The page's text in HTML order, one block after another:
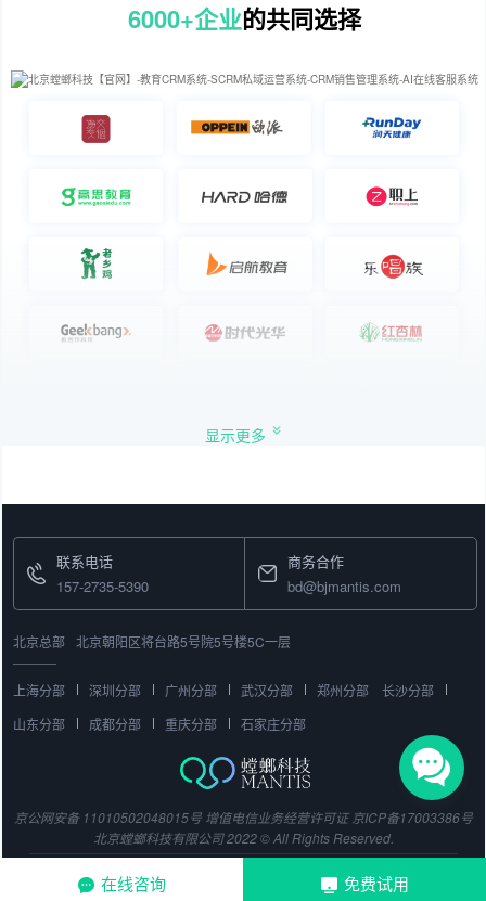
在线咨询 免费试用
6000+企业的共同选择
显示更多
联系电话
157-2735-5390
商务合作
bd@bjmantis.com
北京总部 北京朝阳区将台路5号院5号楼5C一层
上海分部 深圳分部 广州分部 武汉分部 郑州分部
长沙分部
山东分部
成都分部 重庆分部 石家庄分部
京公网安备 11010502048015号 增值电信业务经营许可证 京ICP备17003386号
北京螳螂科技有限公司 2022 © All Rights Reserved.